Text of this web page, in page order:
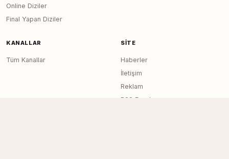
Online Diziler
Final Yapan Diziler
KANALLAR
Tüm Kanallar
SITE
Haberler
İletişim
Reklam
RSS Feed